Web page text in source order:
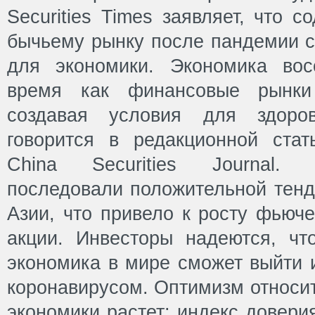
Securities Times заявляет, что
бычьему рынку после пандемии
для экономики. Экономика
время как финансовые
создавая условия для
говорится в редакционной
China Securities Journal.
последовали положительной
Азии, что привело к росту
акции. Инвесторы надеются,
экономика в мире сможет выйти
коронавирусом. Оптимизм